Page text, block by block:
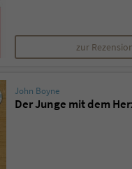
zur
John Boyne
Der Junge mit dem
tx_pwcomments_ahash
1 Jahr